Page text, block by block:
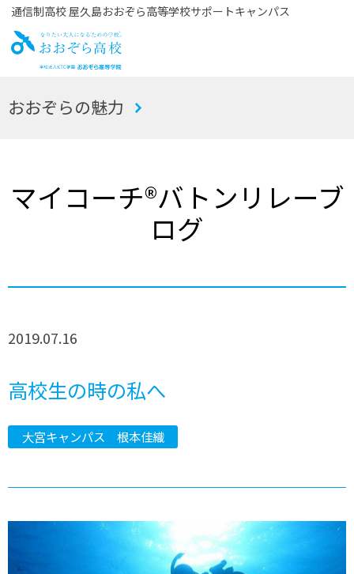
通信制高校 屋久島おおぞら高等学校サポートキャンパス
お
おおぞらの魅力
マイコーチ®バトンリレーブ
ログ
2019.07.16
高校生の時の私へ
大宮キャンパス 根本佳織